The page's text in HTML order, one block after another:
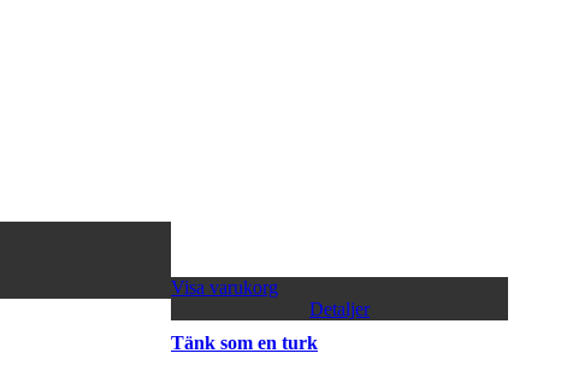
Visa varukorg
Detaljer
Tänk som en turk